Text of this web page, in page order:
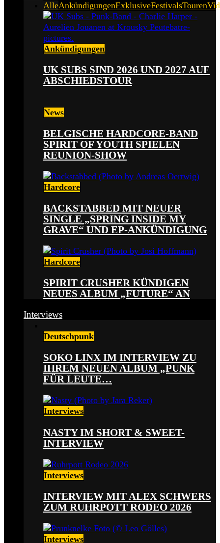
AlleAnkündigungenExklusiveFestivalsTouren
Ankündigungen
UK SUBS SIND 2026 UND 2027 AUF
ABSCHIEDSTOUR
News
BELGISCHE HARDCORE-BAND
SPIRIT OF YOUTH SPIELEN
REUNION-SHOW
Hardcore
BACKSTABBED MIT NEUER
SINGLE „SPRING INSIDE MY
GRAVE“ UND EP-ANKÜNDIGUNG
Hardcore
SPIRIT CRUSHER KÜNDIGEN
NEUES ALBUM „FUTURE“ AN
Interviews
Deutschpunk
SOKO LINX IM INTERVIEW ZU
IHREM NEUEN ALBUM „PUNK
FÜR LEUTE…
Interviews
NASTY IM SHORT & SWEET-
INTERVIEW
Interviews
INTERVIEW MIT ALEX SCHWERS
ZUM RUHRPOTT RODEO 2026
Interviews